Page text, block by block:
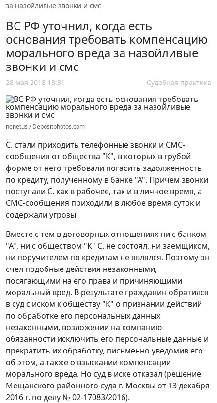
за назойливые звонки и смс
ВС РФ уточнил, когда есть
основания требовать компенсацию
морального вреда за назойливые
звонки и смс
28 мая 2018 18:31 Судебная практика
nenetus / Depositphotos.com
С. стали приходить телефонные звонки и СМС-
сообщения от общества "К", в которых в грубой
форме от него требовали погасить задолженность
по кредиту, полученному в банке "А". Причем звонки
поступали С. как в рабочее, так и в личное время, а
СМС-сообщения приходили в любое время суток и
содержали угрозы.
Вместе с тем в договорных отношениях ни с банком
"А", ни с обществом "К" С. не состоял, ни заемщиком,
ни поручителем по кредитам не являлся. Поэтому он
счел подобные действия незаконными,
посягающими на его права и причиняющими
моральный вред. В результате гражданин обратился
в суд с иском к обществу "К" о признании действий
по обработке его персональных данных
незаконными, возложении на компанию
обязанности исключить его персональные данные и
прекратить их обработку, письменно уведомив его
об этом, а также о взыскании компенсации
морального вреда. Но суд в иске отказал (решение
Мещанского районного суда г. Москвы от 13 декабря
2016 г. по делу № 02-17083/2016).